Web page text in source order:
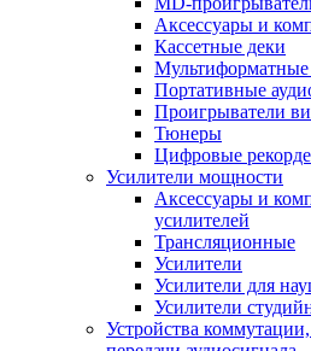
Аксессуары и
Кассетные деки
Мультиформатные
Портативные
Проигрыватели
Тюнеры
Цифровые
Усилители мощности
Аксессуары и
усилителей
Трансляционные
Усилители
Усилители для
Усилители
Устройства